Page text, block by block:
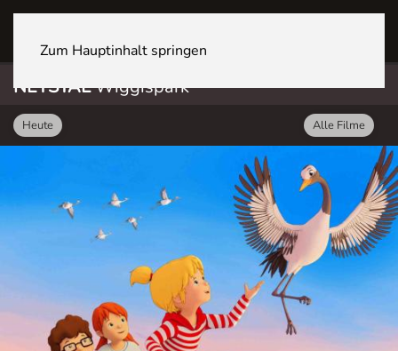
Zum Hauptinhalt springen
NETSTALWiggispark
Heute Alle Filme